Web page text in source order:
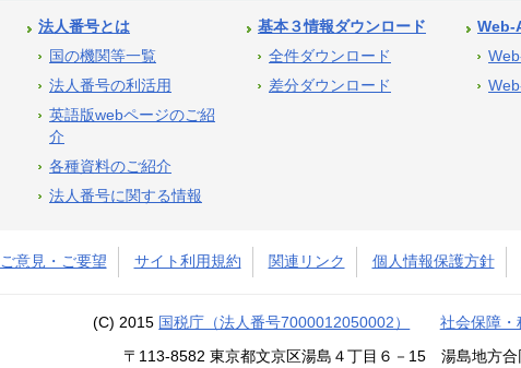
法人番号とは
国の機関等一覧
法人番号の利活用
英語版webページのご紹
介
各種資料のご紹介
法人番号に関する情報
基本３情報ダウンロード
全件ダウンロード
差分ダウンロード
Web-
ご意見・ご要望 サイト利用規約 関連リンク 個人情報保護方針
(C) 2015 国税庁（法人番号7000012050002） 社会保障・
〒113-8582 東京都文京区湯島４丁目６－15 湯島地方合